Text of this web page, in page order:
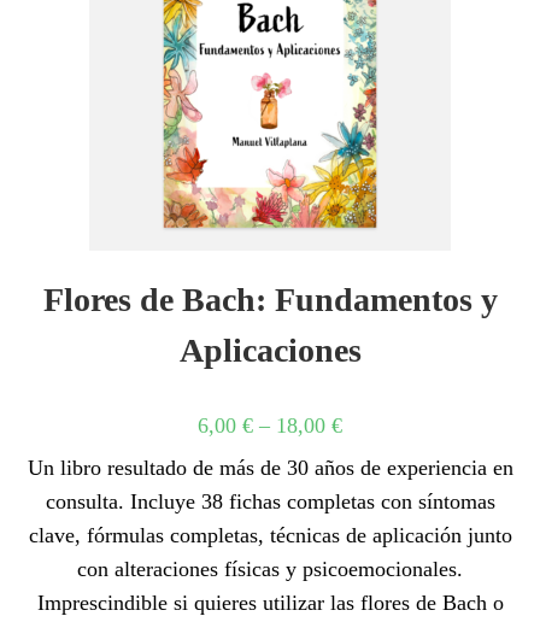
Flores de Bach: Fundamentos y
Aplicaciones
6,00 € – 18,00 €
Un libro resultado de más de 30 años de experiencia en
consulta. Incluye 38 fichas completas con síntomas
clave, fórmulas completas, técnicas de aplicación junto
con alteraciones físicas y psicoemocionales.
Imprescindible si quieres utilizar las flores de Bach o